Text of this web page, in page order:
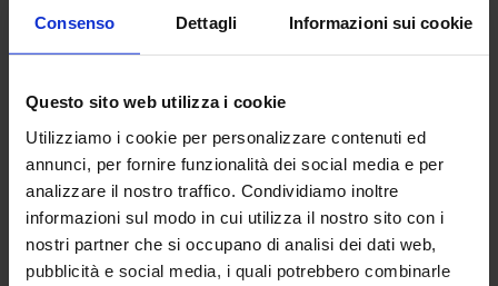
Consenso Dettagli Informazioni sui cookie
Questo sito web utilizza i cookie
Utilizziamo i cookie per personalizzare contenuti ed
annunci, per fornire funzionalità dei social media e per
analizzare il nostro traffico. Condividiamo inoltre
informazioni sul modo in cui utilizza il nostro sito con i
nostri partner che si occupano di analisi dei dati web,
pubblicità e social media, i quali potrebbero combinarle
Estratto Catalogo
Strumenti Chauvin
Arnoux 2026 Ed1
Scarica Estratto Catalogo Strumenti Chauvin Arnoux 2026 Ed1
(5.19 mo)